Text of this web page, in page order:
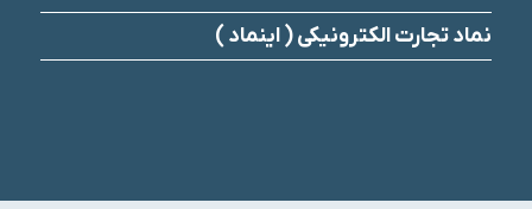
نماد تجارت الکترونیکی ( اینماد )